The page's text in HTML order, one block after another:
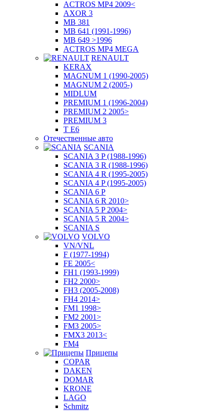
ACTROS MP4 2009<
AXOR 3
MB 381
MB 641 (1991-1996)
MB 649 >1996
ACTROS MP4 MEGA
RENAULT
KERAX
MAGNUM 1 (1990-2005)
MAGNUM 2 (2005-)
MIDLUM
PREMIUM 1 (1996-2004)
PREMIUM 2 2005>
PREMIUM 3
T E6
Отечественные авто
SCANIA
SCANIA 3 P (1988-1996)
SCANIA 3 R (1988-1996)
SCANIA 4 R (1995-2005)
SCANIA 4 P (1995-2005)
SCANIA 6 P
SCANIA 6 R 2010>
SCANIA 5 P 2004>
SCANIA 5 R 2004>
SCANIA S
VOLVO
VN/VNL
F (1977-1994)
FE 2005<
FH1 (1993-1999)
FH2 2000>
FH3 (2005-2008)
FH4 2014>
FM1 1998>
FM2 2001>
FM3 2005>
FMX3 2013<
FM4
Прицепы
COPAR
DAKEN
DOMAR
KRONE
LAGO
Schmitz